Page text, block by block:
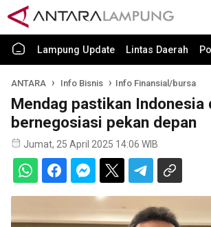
Lampung Update Lintas Daerah
ANTARA Info Bisnis Info Finansial/bursa
Mendag pastikan Indonesia
bernegosiasi pekan depan
Jumat, 25 April 2025 14:06 WIB